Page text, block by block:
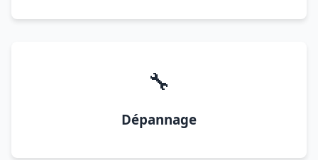
🔧
Dépannage